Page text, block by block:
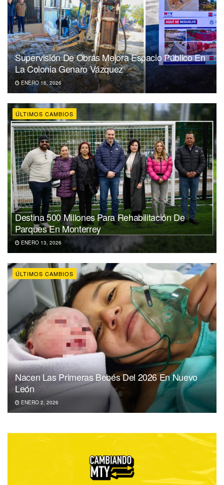
Supervisión De Obras Mejora Espacio Público En
La Colonia Genaro Vázquez
ENERO 16, 2026
ÚLTIMOS CAMBIOS
Destina 500 Millones Para Rehabilitación De
Parques En Monterrey
ENERO 13, 2026
ÚLTIMOS CAMBIOS
Nacen Las Primeras Bebés Del 2026 En Nuevo
León
ENERO 2, 2026